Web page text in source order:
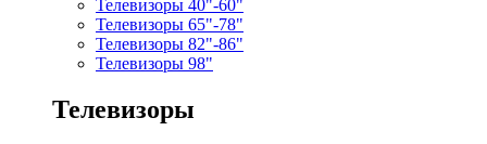
Телевизоры 40"-60"
Телевизоры 65"-78"
Телевизоры 82"-86"
Телевизоры 98"
Телевизоры